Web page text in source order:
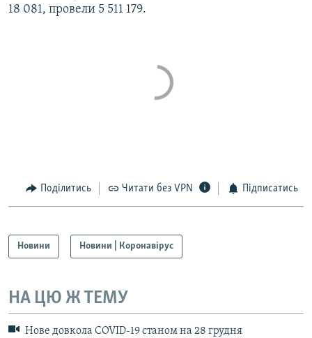
18 081, провели 5 511 179.
Поділитись Читати без VPN Підписатись
Новини Новини | Коронавірус
НА ЦЮ Ж ТЕМУ
Нове довкола COVID-19 станом на 28 грудня